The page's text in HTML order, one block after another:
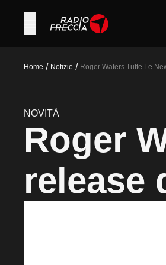
Home / Notizie / Roger Waters Tutte Le
NOVITÀ
Roger
release